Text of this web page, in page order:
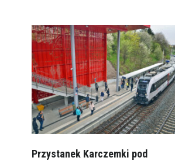
Przystanek Karczemki pod